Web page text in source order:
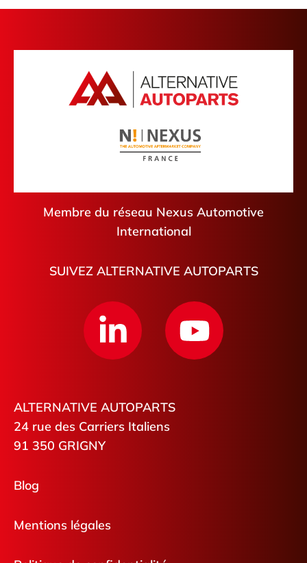
Membre du réseau Nexus Automotive
International
SUIVEZ ALTERNATIVE AUTOPARTS
ALTERNATIVE AUTOPARTS
24 rue des Carriers Italiens
91 350 GRIGNY
Blog
Mentions légales